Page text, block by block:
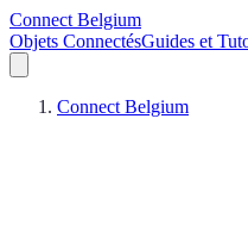
Connect Belgium
Objets ConnectésGuides et
Connect Belgium